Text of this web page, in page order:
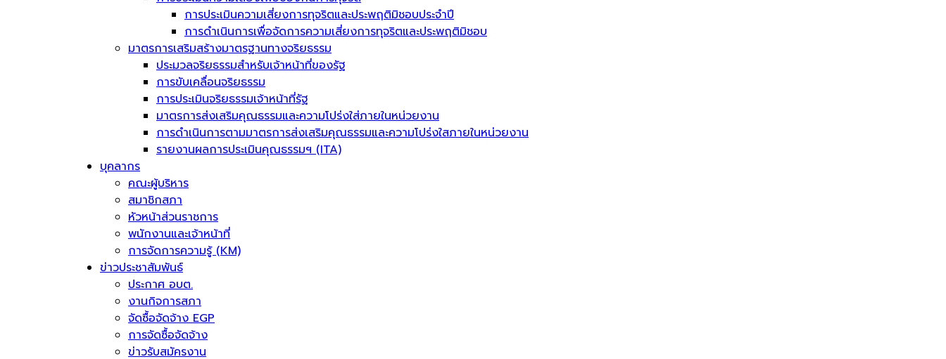
การประเมินความเสี่ยงการทุจริตและประพฤติมิชอบประจำปี
การดำเนินการเพื่อจัดการความเสี่ยงการทุจริตและประพฤติมิชอบ
มาตรการเสริมสร้างมาตรฐานทางจริยธรรม
ประมวลจริยธรรมสำหรับเจ้าหน้าที่ของรัฐ
การขับเคลื่อนจริยธรรม
การประเมินจริยธรรมเจ้าหน้าที่รัฐ
มาตรการส่งเสริมคุณธรรมและความโปร่งใส่ภายในหน่วยงาน
การดำเนินการตามมาตรการส่งเสริมคุณธรรมและความโปร่งใสภายในหน่วยงาน
รายงานผลการประเมินคุณธรรมฯ (ITA)
บุคลากร
คณะผู้บริหาร
สมาชิกสภา
หัวหน้าส่วนราชการ
พนักงานและเจ้าหน้าที่
การจัดการความรู้ (KM)
ข่าวประชาสัมพันธ์
ประกาศ อบต.
งานกิจการสภา
จัดซื้อจัดจ้าง EGP
การจัดซื้อจัดจ้าง
ข่าวรับสมัครงาน